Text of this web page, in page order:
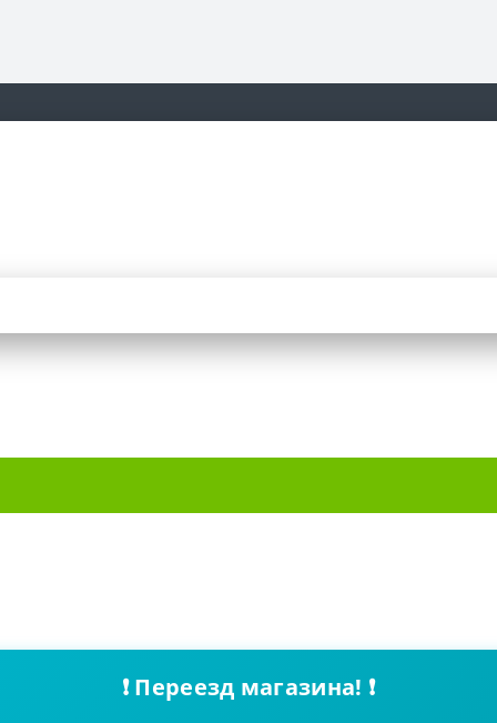
❗ Переезд магазина! ❗